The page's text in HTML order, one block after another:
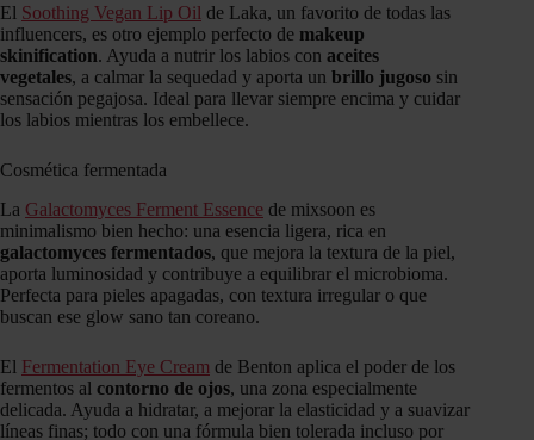
El Soothing Vegan Lip Oil de Laka, un favorito de todas las
influencers, es otro ejemplo perfecto de makeup
skinification. Ayuda a nutrir los labios con aceites
vegetales, a calmar la sequedad y aporta un brillo jugoso sin
sensación pegajosa. Ideal para llevar siempre encima y cuidar
los labios mientras los embellece.
Cosmética fermentada
La Galactomyces Ferment Essence de mixsoon es
minimalismo bien hecho: una esencia ligera, rica en
galactomyces fermentados, que mejora la textura de la piel,
aporta luminosidad y contribuye a equilibrar el microbioma.
Perfecta para pieles apagadas, con textura irregular o que
buscan ese glow sano tan coreano.
El Fermentation Eye Cream de Benton aplica el poder de los
fermentos al contorno de ojos, una zona especialmente
delicada. Ayuda a hidratar, a mejorar la elasticidad y a suavizar
líneas finas; todo con una fórmula bien tolerada incluso por